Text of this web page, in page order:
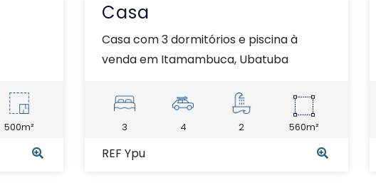
500m²
Casa
Casa com 3 dormitórios e piscina à
venda em Itamambuca, Ubatuba
3 4 2 560m²
REF Ypu